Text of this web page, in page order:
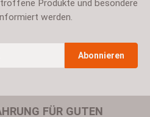
Produkte und besondere
werden.
Abonnieren
FÜR GUTEN